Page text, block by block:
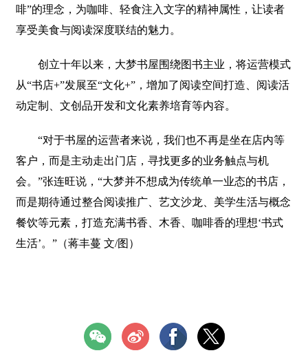
啡”的理念，为咖啡、轻食注入文字的精神属性，让读者
享受美食与阅读深度联结的魅力。
创立十年以来，大梦书屋围绕图书主业，将运营模式
从“书店+”发展至“文化+”，增加了阅读空间打造、阅读活
动定制、文创品开发和文化素养培育等内容。
“对于书屋的运营者来说，我们也不再是坐在店内等
客户，而是主动走出门店，寻找更多的业务触点与机
会。”张连旺说，“大梦并不想成为传统单一业态的书店，
而是期待通过整合阅读推广、艺文沙龙、美学生活与概念
餐饮等元素，打造充满书香、木香、咖啡香的理想‘书式
生活’。”（蒋丰蔓 文/图）